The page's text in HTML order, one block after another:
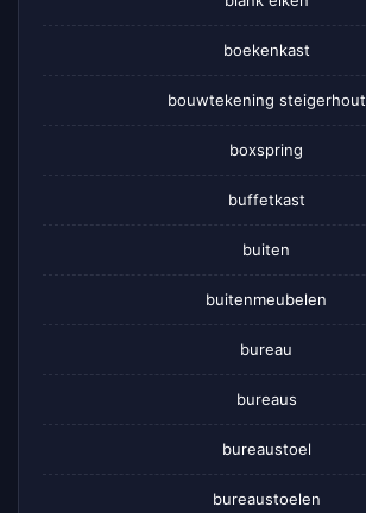
boekenkast
bouwtekening steigerhout
boxspring
buffetkast
buiten
buitenmeubelen
bureau
bureaus
bureaustoel
bureaustoelen